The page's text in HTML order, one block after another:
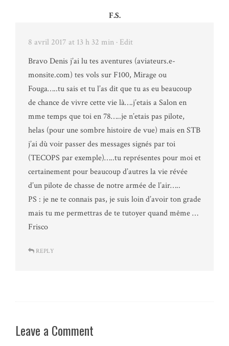
F.S.
8 avril 2017 at 13 h 32 min · Edit
Bravo Denis j’ai lu tes aventures (aviateurs.e-
monsite.com) tes vols sur F100, Mirage ou
Fouga…..tu sais et tu l’as dit que tu as eu beaucoup
de chance de vivre cette vie là….j’etais a Salon en
mme temps que toi en 78…..je n’etais pas pilote,
helas (pour une sombre histoire de vue) mais en STB
j’ai dù voir passer des messages signés par toi
(TECOPS par exemple)…..tu représentes pour moi et
certainement pour beaucoup d’autres la vie révée
d’un pilote de chasse de notre armée de l’air…..
PS : je ne te connais pas, je suis loin d’avoir ton grade
mais tu me permettras de te tutoyer quand même …
Frisco
REPLY
Leave a Comment